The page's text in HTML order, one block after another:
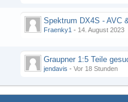
Spektrum DX4S - AVC
Fraenky1 - 14. August 2023
Graupner 1:5 Teile
jendavis - Vor 18 Stunden